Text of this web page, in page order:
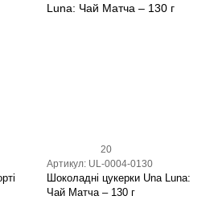
20
Артикул: UL-0004-0130
Шоколадні цукерки Una Luna:
Чай Матча – 130 г